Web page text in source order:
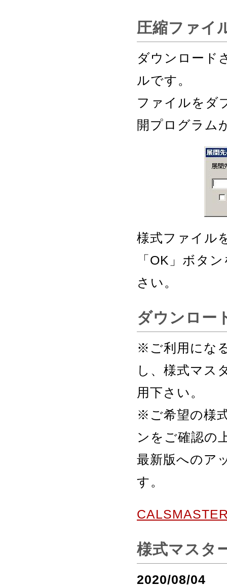
圧縮ファイ
ダウンロード
ルです。
ファイルをダ
開プログラム
様式ファイル
「OK」ボタ
さい。
ダウンロー
※ご利用にな
し、様式マス
用下さい。
※ご希望の様
ンをご確認の
最新版へのア
す。
様式マスタ
2020/08/04